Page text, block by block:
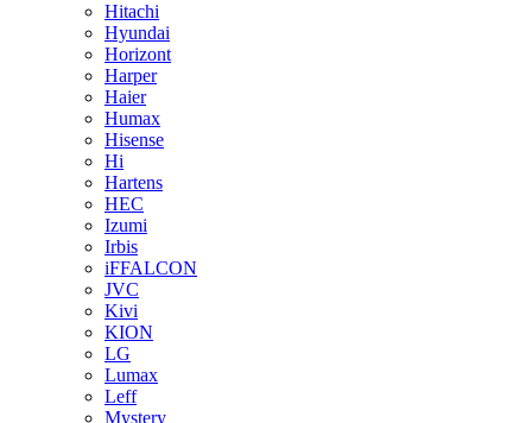
Hitachi
Hyundai
Horizont
Harper
Haier
Humax
Hisense
Hi
Hartens
HEC
Izumi
Irbis
iFFALCON
JVC
Kivi
KION
LG
Lumax
Leff
Mystery